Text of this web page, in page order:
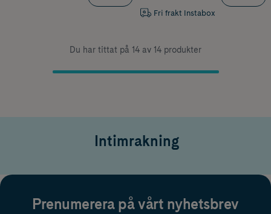
Fri frakt Instabox
Du har tittat på 14 av 14 produkter
Intimrakning
Prenumerera på vårt nyhetsbrev